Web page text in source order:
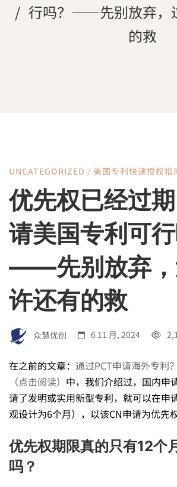
行吗？——先别放弃，
的救
优
先
权
已
经
过
期
了，
UNCATEGORIZED / 美国专利快速授权指
优先权已经过
请美国专利可
——先别放弃，
许还有的救
众慧优创 6 11 月, 2024
在之前的文章： 通过PCT申请海外专利
（点击阅读） 中，我们介绍过，国内申
请了发明或实用新型专利，就可以在申
观设计为6个月），以该CN申请为优先
优先权期限真的只有12个
吗？